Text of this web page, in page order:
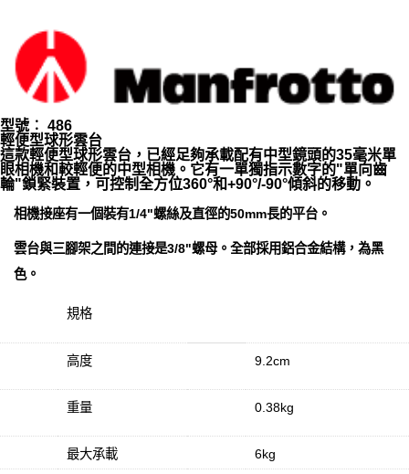
型號︰ 486
輕便型球形雲台
這款輕便型球形雲台，已經足夠承載配有中型鏡頭的35毫米單
眼相機和較輕便的中型相機。它有一單獨指示數字的"單向齒
輪"鎖緊裝置，可控制全方位360°和+90°/-90°傾斜的移動。
相機接座有一個裝有1/4"螺絲及直徑的50mm長的平台。
雲台與三腳架之間的連接是3/8"螺母。全部採用鋁合金結構，為黑
色。
規格
高度 9.2cm
重量 0.38kg
最大承載 6kg